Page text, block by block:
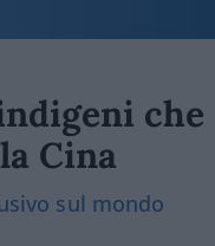
che
Cina
sul mondo